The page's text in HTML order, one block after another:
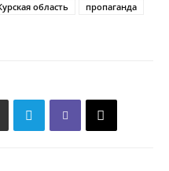
область
пропаганда